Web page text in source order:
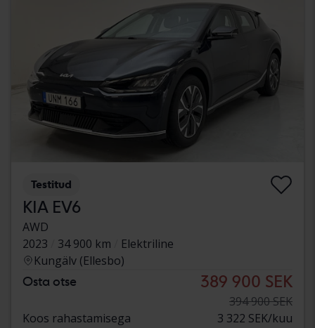
Testitud
KIA EV6
AWD
2023
34 900 km
Elektriline
Kungälv (Ellesbo)
Osta otse 389 900 SEK
394 900 SEK
Koos rahastamisega
3 322 SEK/kuu